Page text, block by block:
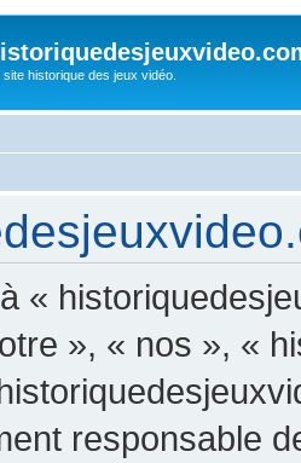
site historique des jeux vidéo.
«
», « nos », «
responsable